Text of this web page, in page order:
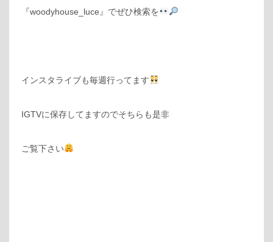
『woodyhouse_luce』でぜひ検索を
インスタライブも毎週行ってます
IGTVに保存してますのでそちらも是非
ご覧下さい